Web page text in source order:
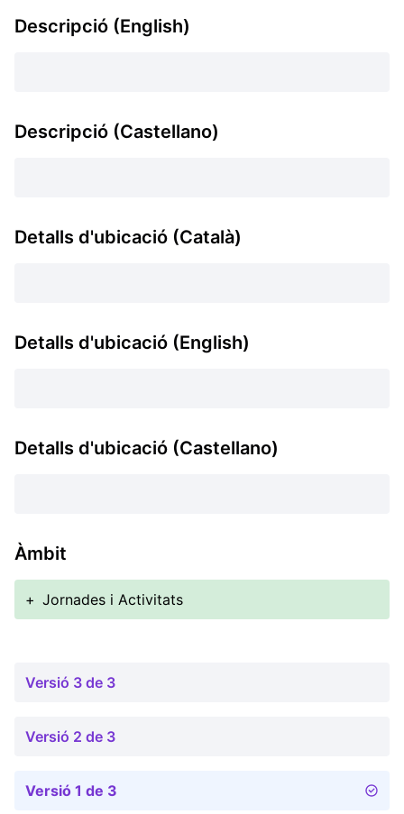
Descripció (English)
Descripció (Castellano)
Detalls d'ubicació (Català)
Detalls d'ubicació (English)
Detalls d'ubicació (Castellano)
Àmbit
+ Jornades i Activitats
Versió 3 de 3
Versió 2 de 3
Versió 1 de 3